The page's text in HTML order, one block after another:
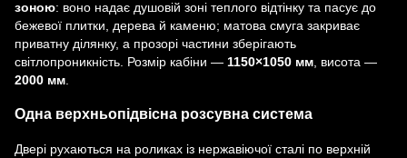
зоною: воно надає душовій зоні теплого відтінку та пасує до
бежевої плитки, дерева й каменю; матова смуга закриває
приватну ділянку, а прозорі частини зберігають
світлопроникність. Розмір кабіни — 1150×1050 мм , висота —
2000 мм
Одна верхньопідвісна розсувна система
Двері рухаються на роликах із нержавіючої сталі по верхній